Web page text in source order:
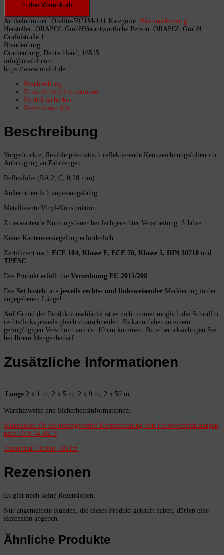
In den Warenkorb
Artikelnummer: Oralite-5921M-141 Kategorie: Warnmarkierung
Hersteller: ORAFOL GmbH Verantwortliche Person: ORAFOL GmbH
Orafolstraße 1
Brandenburg
Oranienburg, Deutschland, 16515
info@orafol.com
https://www.orafol.de
Beschreibung
Zusätzliche Informationen
Produktsicherheit
Rezensionen (0)
Beschreibung
Vorgedruckte, flexible prismatisch reflektierende Kennzeichnungsfolien zur
Anbringung an Fahrzeugen.
Reflexfolie (RA 2, C, 0,28 mm)
Außerordentlich anpassungsfähig
Metallisierte Vinyl-Konstruktion
Zu erwartende Nutzungsdauer bei fachgerechter Verarbeitung: 5 Jahre
Keine Kantenversiegelung erforderlich
Zertifiziert nach ECE 104, Klasse F, ECE 70, Klasse 5, DIN 30710 und
TPESC
Das Produkt erfüllt die Verordnung EU 2015/208.
Das Set besteht aus jeweils rechts- und linksweisender Markierung in der
angegebenen Länge!
Auf Grund der Produktionsabläufe ist es nicht immer möglich die Schraffur
rechts/links jeweils gleich zuzuschneiden. Es kann daher zu einem
geringfügigen Verschnitt von ca. 10 cm kommen. Bitte berücksichtigen Sie
bei Ihrem Mengenbedarf.
Zusätzliche Informationen
Länge 2 x 1 m, 2 x 5 m, 2 x 9 m, 2 x 50 m
Warnhinweise und Sicherheitsinformationen:
Materialien für die normgerechte Kennzeichnung von Feuerwehrfahrzeugen
nach DIN 14502-3
Datenblatt_Oralite-5921m
Rezensionen
Es gibt noch keine Rezensionen.
Nur angemeldete Kunden, die dieses Produkt gekauft haben, dürfen eine
Rezension abgeben.
Ähnliche Produkte